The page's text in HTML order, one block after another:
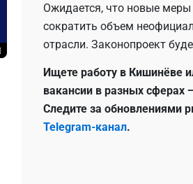
Ожидается, что новые
сократить объем
отрасли. Законопроект
Ищете работу в Кишинёве
вакансии в разных сферах
Следите за обновлениями
Telegram-канал.